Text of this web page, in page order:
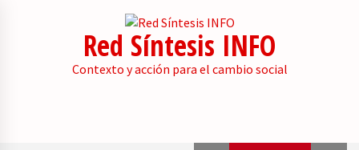
Red Síntesis INFO
Contexto y acción para el cambio social